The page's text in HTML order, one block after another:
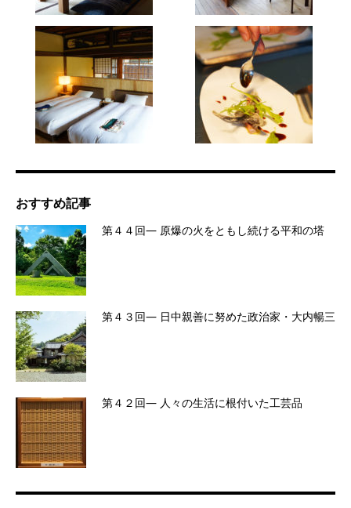
おすすめ記事
第４４回― 原爆の火をともし続ける平和の塔
第４３回― 日中親善に努めた政治家・大内暢三
第４２回― 人々の生活に根付いた工芸品